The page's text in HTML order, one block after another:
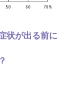
状が出る前に